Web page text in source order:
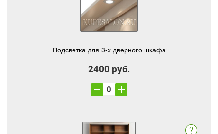
Подсветка для 3-х дверного шкафа
2400 руб.